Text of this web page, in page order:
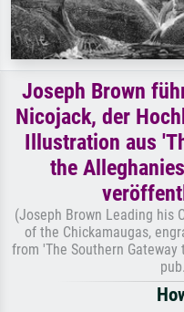
Joseph Brown
Nicojack, der
Illustration aus
the
(Joseph Brown Leading his
of the Chickamaugas,
from 'The Southern